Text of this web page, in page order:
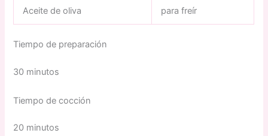
Aceite de oliva para freír
Tiempo de preparación
30 minutos
Tiempo de cocción
20 minutos